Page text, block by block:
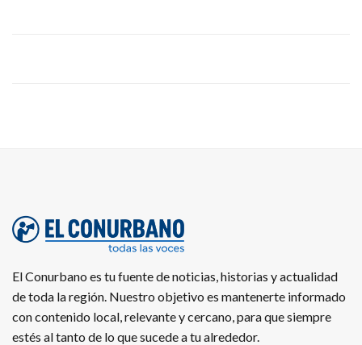
El Conurbano es tu fuente de noticias, historias y actualidad
de toda la región. Nuestro objetivo es mantenerte informado
con contenido local, relevante y cercano, para que siempre
estés al tanto de lo que sucede a tu alrededor.